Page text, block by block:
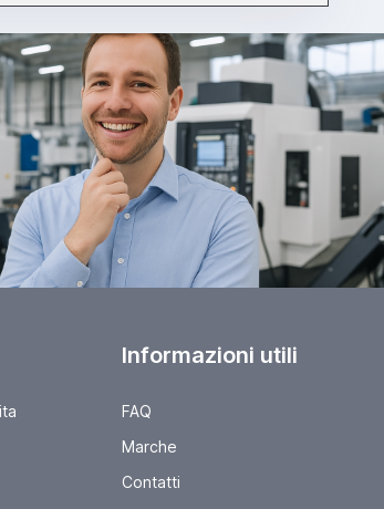
Informazioni utili
FAQ
Marche
Contatti